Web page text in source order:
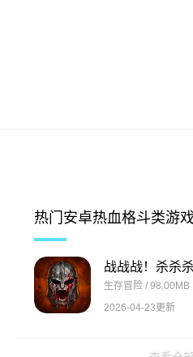
热门安卓热血格斗类游
战战战！杀杀杀
生存冒险 / 98.00MB
2026-04-23更新